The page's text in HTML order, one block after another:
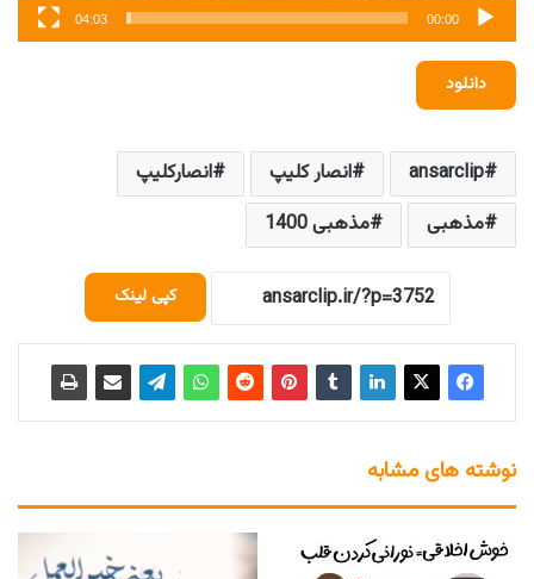
00:00
04:03
دانلود
ansarclip انصار کلیپ
انصارکلیپ
مذهبی
مذهبی 1400
کپی لینک
نوشته های مشابه